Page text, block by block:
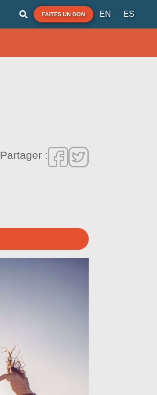
FAITES UN DON EN ES
Partager :